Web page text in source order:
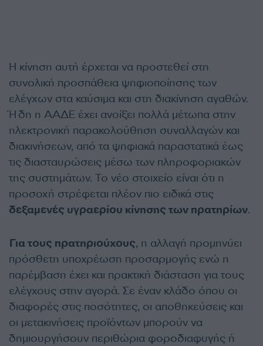
Η κίνηση αυτή έρχεται να προστεθεί στη
συνολική προσπάθεια ψηφιοποίησης των
ελέγχων στα καύσιμα και στη διακίνηση αγαθών.
Ήδη η ΑΑΔΕ έχει ανοίξει πολλά μέτωπα στην
ηλεκτρονική παρακολούθηση συναλλαγών και
διακινήσεων, από τα ψηφιακά παραστατικά έως
τις διασταυρώσεις μέσω των πληροφοριακών
της συστημάτων. Το νέο στοιχείο είναι ότι η
προσοχή στρέφεται πλέον πιο ειδικά στις
δεξαμενές υγραερίου κίνησης των πρατηρίων.
Για τους πρατηριούχους, η αλλαγή προμηνύει
πρόσθετη υποχρέωση προσαρμογής ενώ η
παρέμβαση έχει και πρακτική διάσταση για τους
ελέγχους στην αγορά. Σε έναν κλάδο όπου οι
διαφορές στις ποσότητες, οι αποθηκεύσεις και
οι μετακινήσεις προϊόντων μπορούν να
δημιουργήσουν περιθώρια φοροδιαφυγής ή